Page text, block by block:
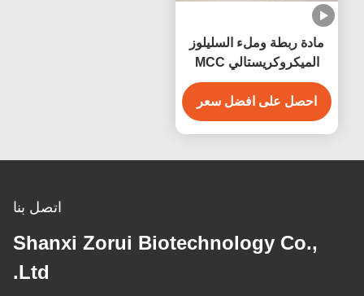
مادة ربطة وملء السليلوز
الميكروكريستالي MCC
المساعد CAS 9004-34-6
احصل على افضل سعر
اتصل بنا
Shanxi Zorui Biotechnology Co.,
Ltd.